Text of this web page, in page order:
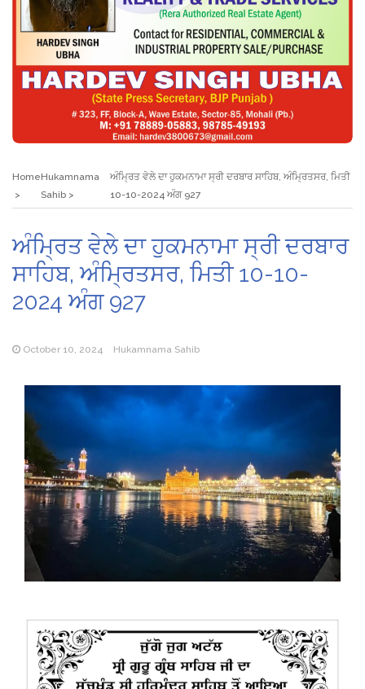
HomeHukamnama
Sahib
ਅੰਮ੍ਰਿਤ ਵੇਲੇ ਦਾ ਹੁਕਮਨਾਮਾ ਸ੍ਰੀ ਦਰਬਾਰ ਸਾਹਿਬ, ਅੰਮ੍ਰਿਤਸਰ, ਮਿਤੀ
10-10-2024 ਅੰਗ 927
ਅੰਮ੍ਰਿਤ ਵੇਲੇ ਦਾ ਹੁਕਮਨਾਮਾ ਸ੍ਰੀ ਦਰਬਾਰ
ਸਾਹਿਬ, ਅੰਮ੍ਰਿਤਸਰ, ਮਿਤੀ 10-10-
2024 ਅੰਗ 927
October 10, 2024 Hukamnama Sahib